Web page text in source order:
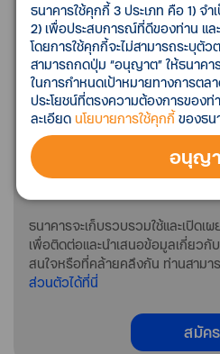
กรุณาเลือกสาขา
ธนาคารจะเก็บรวบรวมใช้และเปิด
เพื่อติดต่อและนำเสนอข้อมูลเกี่ยว
สนใจหรือที่คล้ายคลึงกัน ท่านสามา
ส่วนตัวได้ที่นี่
สมัคร
ธนาคารใช้คุกกี้ 3 ประเภท คือ 1) จ
2) เพื่อประสบการณ์ที่ดีของท่าน แล
โดยการใช้คุกกี้จะไม่สามารถระบุตั
สามารถกดปุ่ม “อนุญาต” ให้ธนาคา
ในการกำหนดเป้าหมายทางการตล
ประโยชน์ที่ตรงความต้องการของ
ละเอียด นโยบายการใช้คุกกี้ ของธน
อนุญ